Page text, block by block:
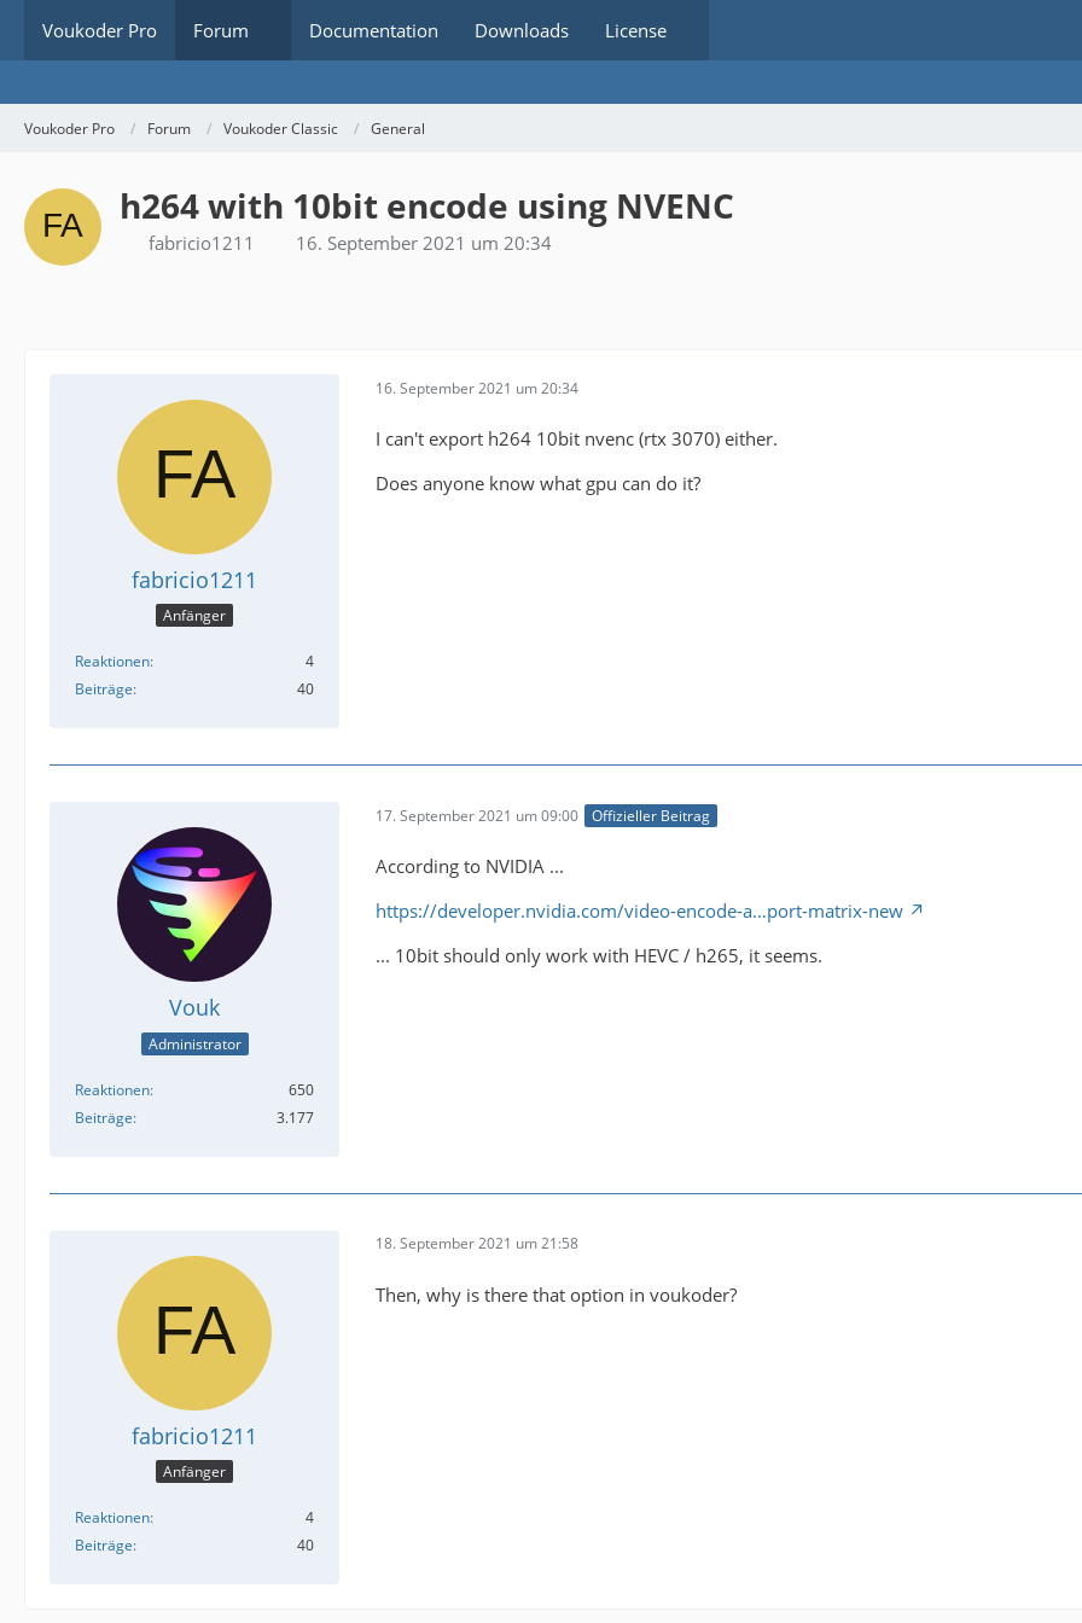
Voukoder Pro Forum Documentation Downloads License
Voukoder Pro Forum Voukoder Classic General
h264 with 10bit encode using NVENC
fabricio1211 16. September 2021 um 20:34
fabricio1211
Anfänger
Reaktionen
4
Beiträge
40
16. September 2021 um 20:34
I can't export h264 10bit nvenc (rtx 3070) either.
Does anyone know what gpu can do it?
Vouk
Administrator
Reaktionen
650
Beiträge
3.177
17. September 2021 um 09:00 Offizieller Beitrag
According to NVIDIA ...
https://developer.nvidia.com/video-encode-a…port-matrix-new
... 10bit should only work with HEVC / h265, it seems.
fabricio1211
Anfänger
Reaktionen
4
Beiträge
40
18. September 2021 um 21:58
Then, why is there that option in voukoder?